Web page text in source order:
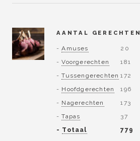
AANTAL GERECHTEN
-Amuses
-Voorgerechten
-Tussengerechten
- Hoofdgerechten
- Nagerechten
-Tapas
- Totaal
20
181
172
196
173
37
779